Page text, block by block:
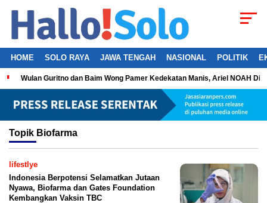
HOME SOLO RAYA JAWA TENGAH NASIONAL POLITIK
Wulan Guritno dan Baim Wong Pamer Kedekatan Manis, Ariel NOAH
Topik Biofarma
lifestlye
Indonesia Berpotensi Selamatkan Jutaan
Nyawa, Biofarma dan Gates Foundation
Kembangkan Vaksin TBC